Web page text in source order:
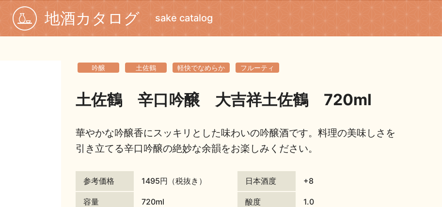
地酒カタログ sake catalog
吟醸 土佐鶴 軽快でなめらか フルーティ
土佐鶴 辛口吟醸 大吉祥土佐鶴 720ml
華やかな吟醸香にスッキリとした味わいの吟醸酒です。料理の美味しさを
引き立てる辛口吟醸の絶妙な余韻をお楽しみください。
参考価格 1495円（税抜き）
容量 720ml
日本酒度 +8
酸度 1.0